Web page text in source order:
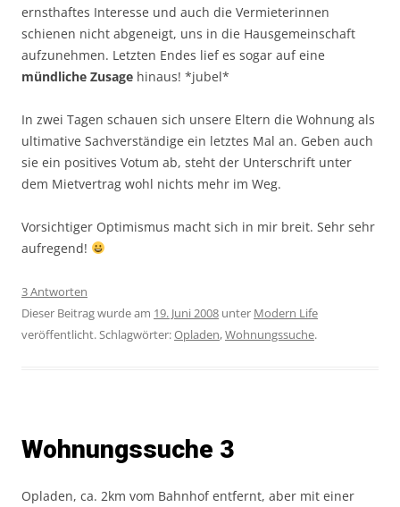
ernsthaftes Interesse und auch die Vermieterinnen
schienen nicht abgeneigt, uns in die Hausgemeinschaft
aufzunehmen. Letzten Endes lief es sogar auf eine
mündliche Zusage hinaus! *jubel*
In zwei Tagen schauen sich unsere Eltern die Wohnung als
ultimative Sachverständige ein letztes Mal an. Geben auch
sie ein positives Votum ab, steht der Unterschrift unter
dem Mietvertrag wohl nichts mehr im Weg.
Vorsichtiger Optimismus macht sich in mir breit. Sehr sehr
aufregend!
3 Antworten
Dieser Beitrag wurde am 19. Juni 2008 unter Modern Life
veröffentlicht. Schlagwörter:Opladen,Wohnungssuche.
Wohnungssuche 3
Opladen, ca. 2km vom Bahnhof entfernt, aber mit einer